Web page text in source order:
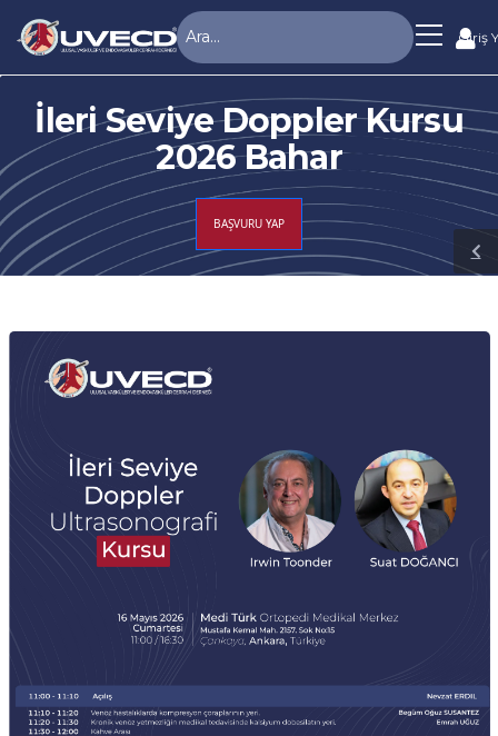
Giriş
İleri Seviye Doppler Kursu
2026 Bahar
BAŞVURU YAP